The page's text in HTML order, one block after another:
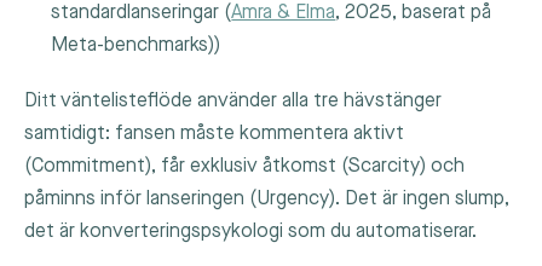
standardlanseringar (Amra & Elma, 2025, baserat på
Meta-benchmarks))
Ditt väntelisteflöde använder alla tre hävstänger
samtidigt: fansen måste kommentera aktivt
(Commitment), får exklusiv åtkomst (Scarcity) och
påminns inför lanseringen (Urgency). Det är ingen slump,
det är konverteringspsykologi som du automatiserar.